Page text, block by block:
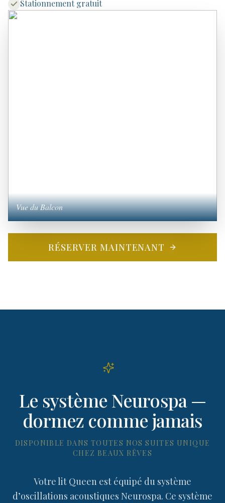
Stationnement gratuit
Vue du Balcon
RÉSERVER MAINTENANT
Le système Neurospa —
dormez comme jamais
DISPONIBLE DANS TOUTES NOS SUITES UNIQUE
CHEZ BEAUX RÊVES
Votre lit Queen est équipé du système
d’oscillations acoustiques Neurospa. Ce système